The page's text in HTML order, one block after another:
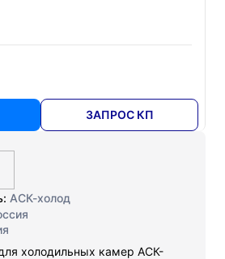
ЗАПРОС КП
АСК-холод
холодильных камер АСК-